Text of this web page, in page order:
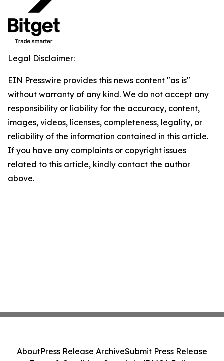
Legal Disclaimer:
EIN Presswire provides this news content "as is"
without warranty of any kind. We do not accept any
responsibility or liability for the accuracy, content,
images, videos, licenses, completeness, legality, or
reliability of the information contained in this article.
If you have any complaints or copyright issues
related to this article, kindly contact the author
above.
AboutPress Release ArchiveSubmit Press Release